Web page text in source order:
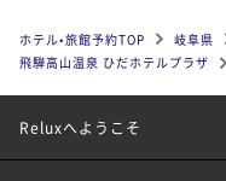
ホテル•旅館予約TOP 岐阜県
飛騨高山温泉 ひだホテルプラザ
Reluxへようこそ